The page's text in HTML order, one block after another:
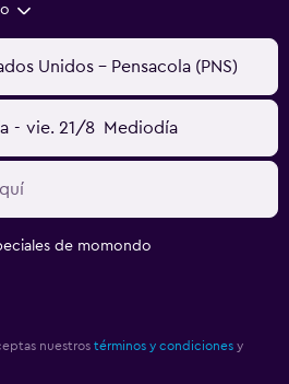
Unidos - Pensacola (PNS)
- vie. 21/8 Mediodía
de momondo
nuestros términos y condiciones y